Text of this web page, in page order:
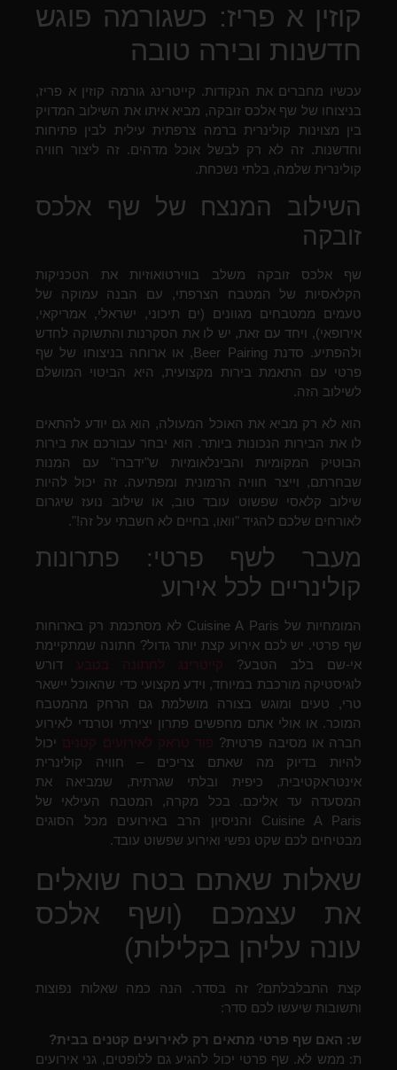
קוזין א פריז: כשגורמה פוגש
חדשנות ובירה טובה
עכשיו מחברים את הנקודות. קייטרינג גורמה קוזין א פריז,
בניצוחו של שף אלכס זובקה, מביא איתו את השילוב המדויק
בין מצוינות קולינרית ברמה צרפתית עילית לבין פתיחות
וחדשנות. זה לא רק לבשל אוכל מדהים. זה ליצור חוויה
קולינרית שלמה, בלתי נשכחת.
השילוב המנצח של שף אלכס
זובקה
שף אלכס זובקה משלב בווירטואוזיות את הטכניקות
הקלאסיות של המטבח הצרפתי, עם הבנה עמוקה של
טעמים ממטבחים מגוונים (ים תיכוני, ישראלי, אמריקאי,
אירופאי), ויחד עם זאת, יש לו את הסקרנות והתשוקה לחדש
ולהפתיע. סדנת Beer Pairing, או ארוחה בניצוחו של שף
פרטי עם התאמת בירות מקצועית, היא הביטוי המושלם
לשילוב הזה.
הוא לא רק מביא את האוכל המעולה, הוא גם יודע להתאים
לו את הבירות הנכונות ביותר. הוא יבחר עבורכם את בירות
הבוטיק המקומיות והבינלאומיות ש"ידברו" עם המנות
שבחרתם, וייצר חוויה הרמונית ומפתיעה. זה יכול להיות
שילוב קלאסי שפשוט עובד טוב, או שילוב נועז שיגרום
לאורחים שלכם להגיד "וואו, בחיים לא חשבתי על זה!".
מעבר לשף פרטי: פתרונות
קולינריים לכל אירוע
המומחיות של Cuisine A Paris לא מסתכמת רק בארוחות
שף פרטי. יש לכם אירוע קצת יותר גדול? חתונה שמתקיימת
אי-שם בלב הטבע? קייטרינג לחתונה בטבע דורש
לוגיסטיקה מורכבת במיוחד, וידע מקצועי כדי שהאוכל יישאר
טרי, טעים ומוגש בצורה מושלמת גם הרחק מהמטבח
המוכר. או אולי אתם מחפשים פתרון יצירתי וטרנדי לאירוע
חברה או מסיבה פרטית? פוד טראק לאירועים קטנים יכול
להיות בדיוק מה שאתם צריכים – חוויה קולינרית
אינטראקטיבית, כיפית ובלתי שגרתית, שמביאה את
המסעדה עד אליכם. בכל מקרה, המטבח העילאי של
Cuisine A Paris והניסיון הרב באירועים מכל הסוגים
מבטיחים לכם שקט נפשי ואירוע שפשוט עובד.
שאלות שאתם בטח שואלים
את עצמכם (ושף אלכס
עונה עליהן בקלילות)
קצת התבלבלתם? זה בסדר. הנה כמה שאלות נפוצות
ותשובות שיעשו לכם סדר:
ש: האם שף פרטי מתאים רק לאירועים קטנים בבית?
ת: ממש לא. שף פרטי יכול להגיע גם ללופטים, גני אירועים